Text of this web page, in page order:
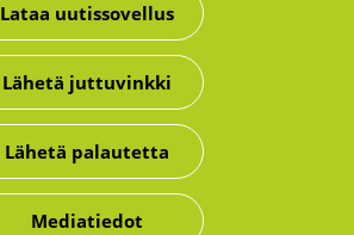
Lataa uutissovellus
Lähetä juttuvinkki
Lähetä palautetta
Mediatiedot